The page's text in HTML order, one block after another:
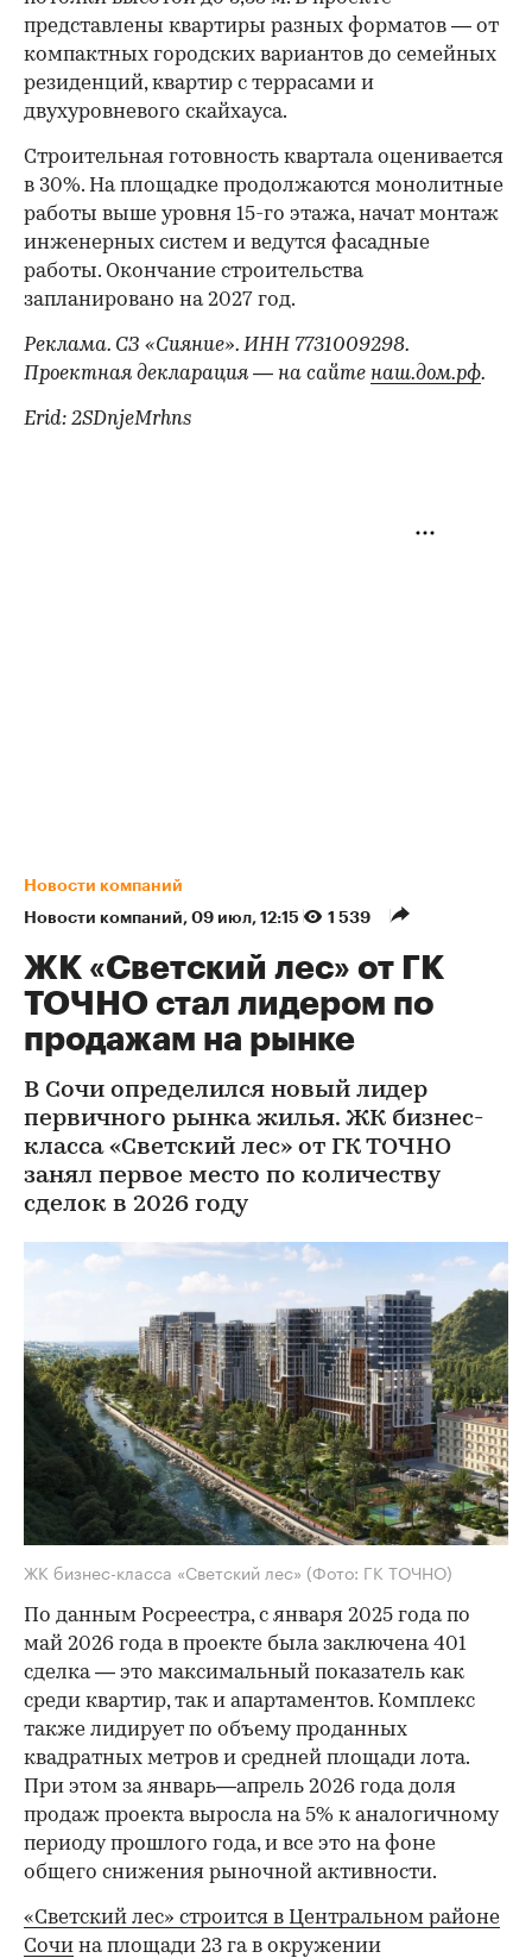
представлены квартиры разных форматов — от
компактных городских вариантов до семейных
резиденций, квартир с террасами и
двухуровневого скайхауса.
Строительная готовность квартала оценивается
в 30%. На площадке продолжаются монолитные
работы выше уровня 15-го этажа, начат монтаж
инженерных систем и ведутся фасадные
работы. Окончание строительства
запланировано на 2027 год.
Реклама. СЗ «Сияние». ИНН 7731009298.
Проектная декларация — на сайте наш.дом.рф.
Erid: 2SDnjeMrhns
Новости компаний
Новости компаний⁠, 09 июл, 12:15 1 539
ЖК «Светский лес» от ГК
ТОЧНО стал лидером по
продажам на рынке
В Сочи определился новый лидер
первичного рынка жилья. ЖК бизнес-
класса «Светский лес» от ГК ТОЧНО
занял первое место по количеству
сделок в 2026 году
ЖК бизнес-класса «Светский лес» (Фото: ГК ТОЧНО)
По данным Росреестра, с января 2025 года по
май 2026 года в проекте была заключена 401
сделка — это максимальный показатель как
среди квартир, так и апартаментов. Комплекс
также лидирует по объему проданных
квадратных метров и средней площади лота.
При этом за январь—апрель 2026 года доля
продаж проекта выросла на 5% к аналогичному
периоду прошлого года, и все это на фоне
общего снижения рыночной активности.
«Светский лес» строится в Центральном районе
Сочи на площади 23 га в окружении